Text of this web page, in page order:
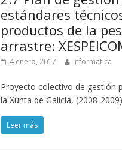
estándares
productos de la
arrastre:
4 enero, 2017 informatica
Proyecto colectivo de gestión
la Xunta de Galicia, (2008-
Leer más